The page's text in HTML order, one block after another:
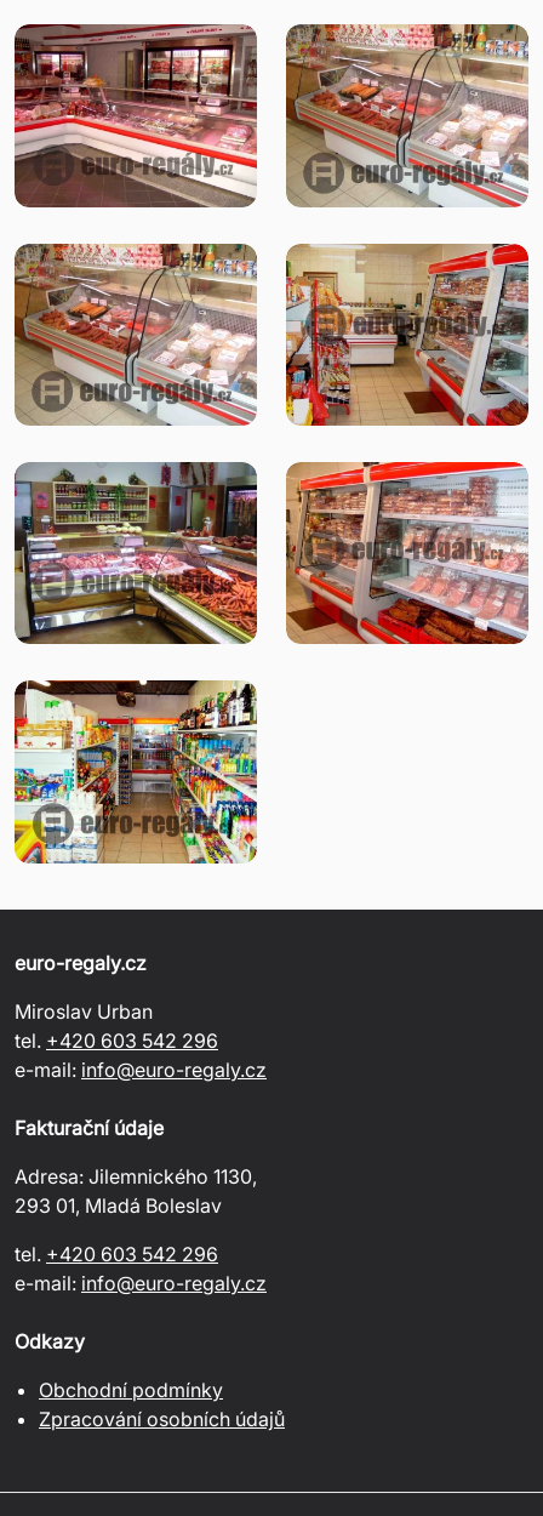
euro-regaly.cz
Miroslav Urban
tel. +420 603 542 296
e-mail: info@euro-regaly.cz
Fakturační údaje
Adresa: Jilemnického 1130,
293 01, Mladá Boleslav
tel. +420 603 542 296
e-mail: info@euro-regaly.cz
Odkazy
Obchodní podmínky
Zpracování osobních údajů